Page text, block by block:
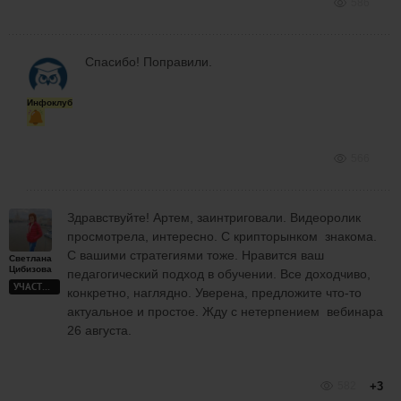
Инфоклуб
Спасибо! Поправили.
Светлана
Цибизова
УЧАСТНИК
Здравствуйте! Артем, заинтриговали. Видеоролик
просмотрела, интересно. С крипторынком знакома.
С вашими стратегиями тоже. Нравится ваш
педагогический подход в обучении. Все доходчиво,
конкретно, наглядно. Уверена, предложите что-то
актуальное и простое. Жду с нетерпением вебинара
26 августа.
+3